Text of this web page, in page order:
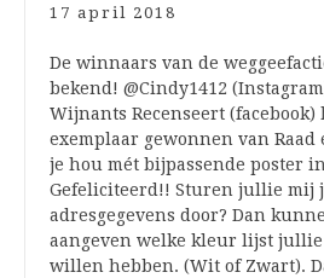
17 april 2018
De winnaars van de
bekend! @Cindy1412
Wijnants Recenseert (facebook)
exemplaar gewonnen van Raad
je hou mét bijpassende poster
Gefeliciteerd!! Sturen jullie mij
adresgegevens door? Dan
aangeven welke kleur lijst jullie
willen hebben. (Wit of Zwart).